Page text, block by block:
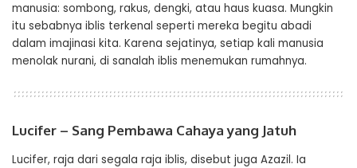
manusia: sombong, rakus, dengki, atau haus kuasa. Mungkin
itu sebabnya iblis terkenal seperti mereka begitu abadi
dalam imajinasi kita. Karena sejatinya, setiap kali manusia
menolak nurani, di sanalah iblis menemukan rumahnya.
Lucifer – Sang Pembawa Cahaya yang Jatuh
Lucifer, raja dari segala raja iblis, disebut juga Azazil. Ia